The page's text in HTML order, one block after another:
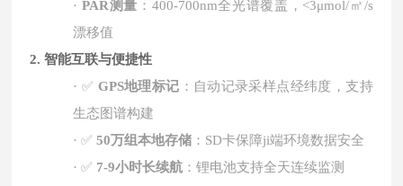
·PAR测量 ： 400-700nm全光谱覆盖， <3μmol/㎡/s
漂移值
2. 智能互联与便捷性
· ✅ GPS地理标记 ：自动记录采样点经纬度，支持
生态图谱构建
·✅50万组本地存储 ： SD卡保障ji端环境数据安全
·✅ 7-9小时长续航 ：锂电池支持全天连续监测